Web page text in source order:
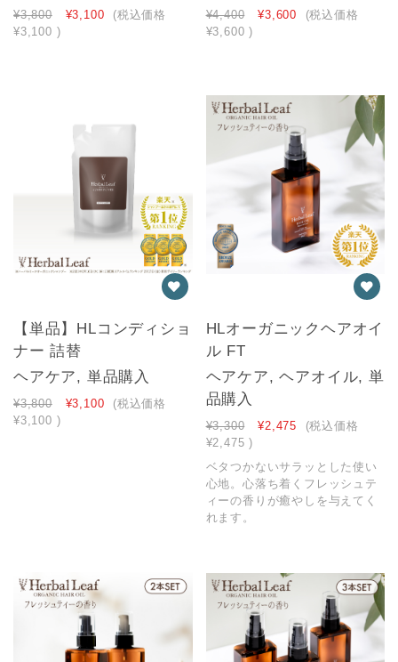
¥3,800 ¥3,100
(税込価格
¥3,100 )
¥4,400 ¥3,600
(税込価格
¥3,600 )
【単品】HLコンディショ
ナー 詰替
ヘアケア, 単品購入
¥3,800 ¥3,100
(税込価格
¥3,100 )
HLオーガニックヘアオイ
ル FT
ヘアケア, ヘアオイル, 単
品購入
¥3,300 ¥2,475
(税込価格
¥2,475 )
ベタつかないサラッとした使い
心地。心落ち着くフレッシュテ
ィーの香りが癒やしを与えてく
れます。